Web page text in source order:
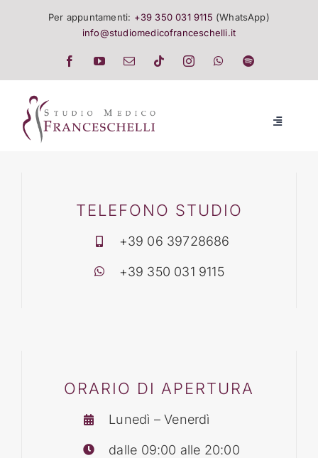
Per appuntamenti: +39 350 031 9115 (WhatsApp)
info@studiomedicofranceschelli.it
Toggle
SALUTE E TRATTAMENTITELEFONO STUDIO
+39 06 39728686
+39 350 031 9115
ORARIO DI APERTURA
Lunedì – Venerdì
dalle 09:00 alle 20:00